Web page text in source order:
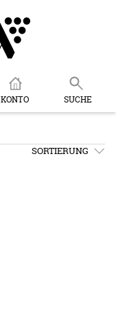
KONTO SUCHE
SORTIERUNG